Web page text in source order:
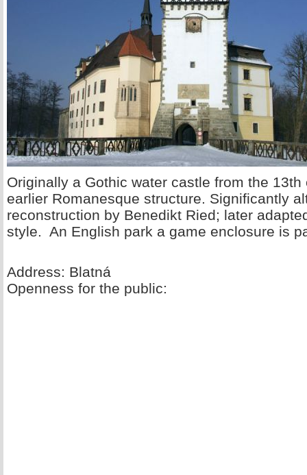
Originally a Gothic water castle from the
earlier Romanesque structure. Significantly
reconstruction by Benedikt Ried; later
style. An English park a game enclosure is
Address: Blatná
Openness for the public: